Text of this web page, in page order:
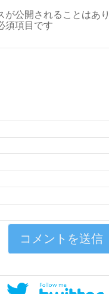
が公開されることはあ
須項目です